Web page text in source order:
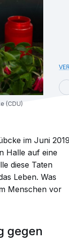
(CDU)
im Juni 2019
Halle auf eine
diese Taten
Leben. Was
Menschen vor
gegen